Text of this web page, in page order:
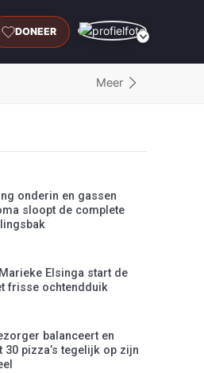
DONEER
Meer
onderin en gassen
sloopt de complete
Elsinga start de
frisse ochtendduik
balanceert en
30 pizza’s tegelijk op zijn